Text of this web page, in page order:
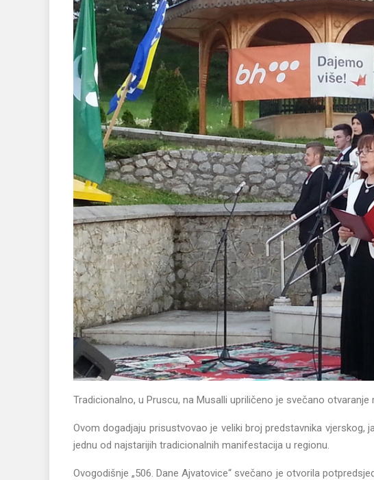
Tradicionalno, u Pruscu, na Musalli upriličeno je svečano otvaranje
Ovom dogadjaju prisustvovao je veliki broj predstavnika
jednu od najstarijih tradicionalnih manifestacija u regionu.
Ovogodišnje „506. Dane Ajvatovice“ svečano je otvorila